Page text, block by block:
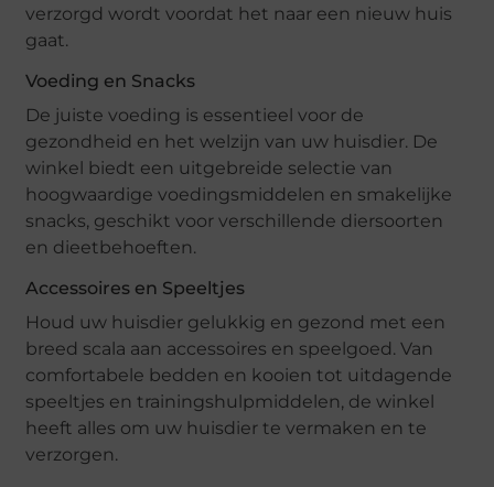
verzorgd wordt voordat het naar een nieuw huis
gaat.
Voeding en Snacks
De juiste voeding is essentieel voor de
gezondheid en het welzijn van uw huisdier. De
winkel biedt een uitgebreide selectie van
hoogwaardige voedingsmiddelen en smakelijke
snacks, geschikt voor verschillende diersoorten
en dieetbehoeften.
Accessoires en Speeltjes
Houd uw huisdier gelukkig en gezond met een
breed scala aan accessoires en speelgoed. Van
comfortabele bedden en kooien tot uitdagende
speeltjes en trainingshulpmiddelen, de winkel
heeft alles om uw huisdier te vermaken en te
verzorgen.